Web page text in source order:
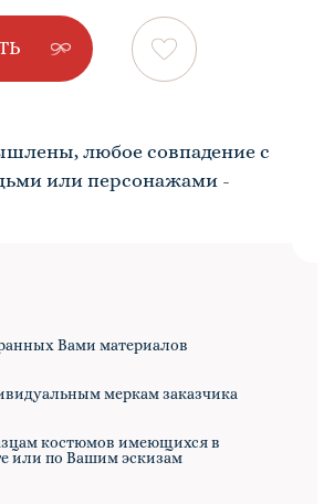
любое совпадение с
или персонажами -
Вами материалов
меркам заказчика
костюмов имеющихся в
или по Вашим эскизам